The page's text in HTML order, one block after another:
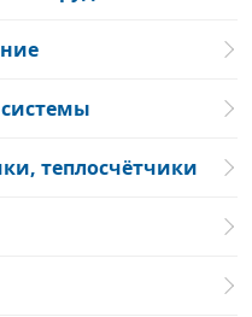
теплосчётчики